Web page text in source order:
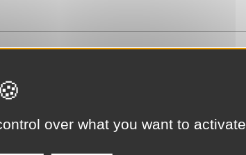
over what you want to activate